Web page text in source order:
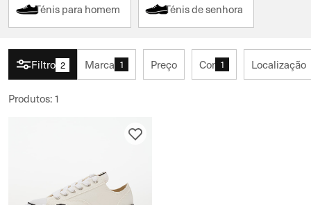
Ténis para homem Ténis de senhora
Filtro 2 Marca 1 Preço Cor 1 Localização
Produtos: 1